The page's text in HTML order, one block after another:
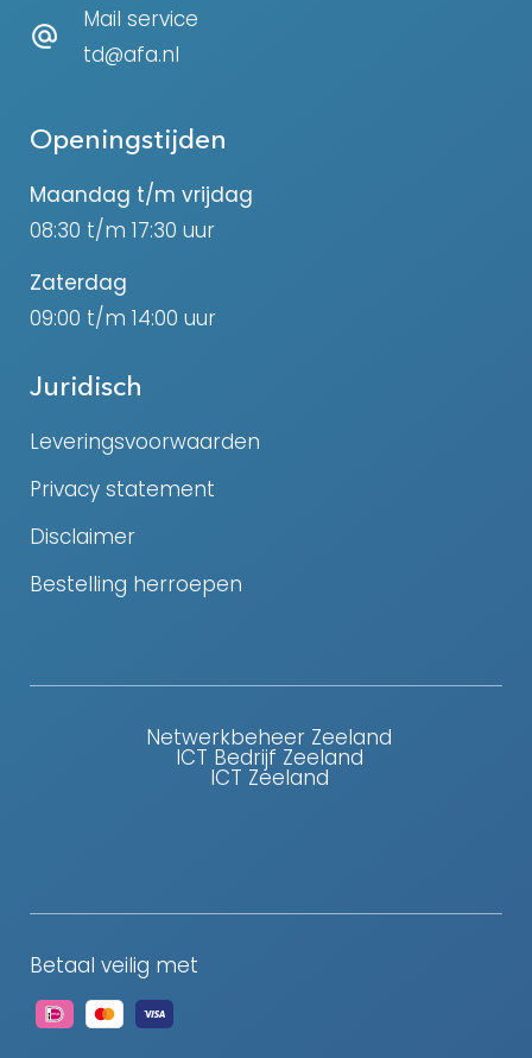
Mail service
td@afa.nl
Openingstijden
Maandag t/m vrijdag
08:30 t/m 17:30 uur
Zaterdag
09:00 t/m 14:00 uur
Juridisch
Leveringsvoorwaarden
Privacy statement
Disclaimer
Bestelling herroepen
ICT Zeeland
ICT Bedrijf Zeeland
Netwerkbeheer Zeeland
Betaal veilig met